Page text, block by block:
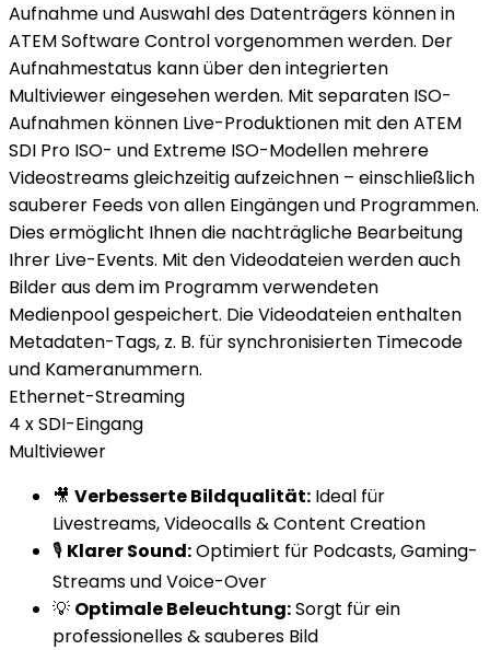
Aufnahme und Auswahl des Datenträgers können in
ATEM Software Control vorgenommen werden. Der
Aufnahmestatus kann über den integrierten
Multiviewer eingesehen werden. Mit separaten ISO-
Aufnahmen können Live-Produktionen mit den ATEM
SDI Pro ISO- und Extreme ISO-Modellen mehrere
Videostreams gleichzeitig aufzeichnen – einschließlich
sauberer Feeds von allen Eingängen und Programmen.
Dies ermöglicht Ihnen die nachträgliche Bearbeitung
Ihrer Live-Events. Mit den Videodateien werden auch
Bilder aus dem im Programm verwendeten
Medienpool gespeichert. Die Videodateien enthalten
Metadaten-Tags, z. B. für synchronisierten Timecode
und Kameranummern.
Ethernet-Streaming
4 x SDI-Eingang
Multiviewer
🎥 Verbesserte Bildqualität: Ideal für
Livestreams, Videocalls & Content Creation
🎙️ Klarer Sound:Optimiert für Podcasts, Gaming-
Streams und Voice-Over
💡 Optimale Beleuchtung:Sorgt für ein
professionelles & sauberes Bild